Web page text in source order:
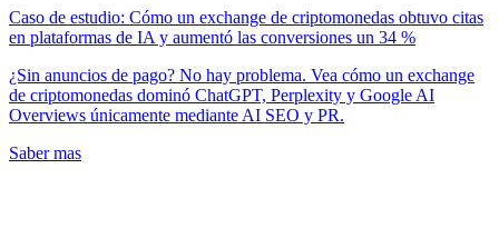
Caso de estudio: Cómo un exchange de criptomonedas obtuvo citas
en plataformas de IA y aumentó las conversiones un 34 %
¿Sin anuncios de pago? No hay problema. Vea cómo un exchange
de criptomonedas dominó ChatGPT, Perplexity y Google AI
Overviews únicamente mediante AI SEO y PR.
Saber mas